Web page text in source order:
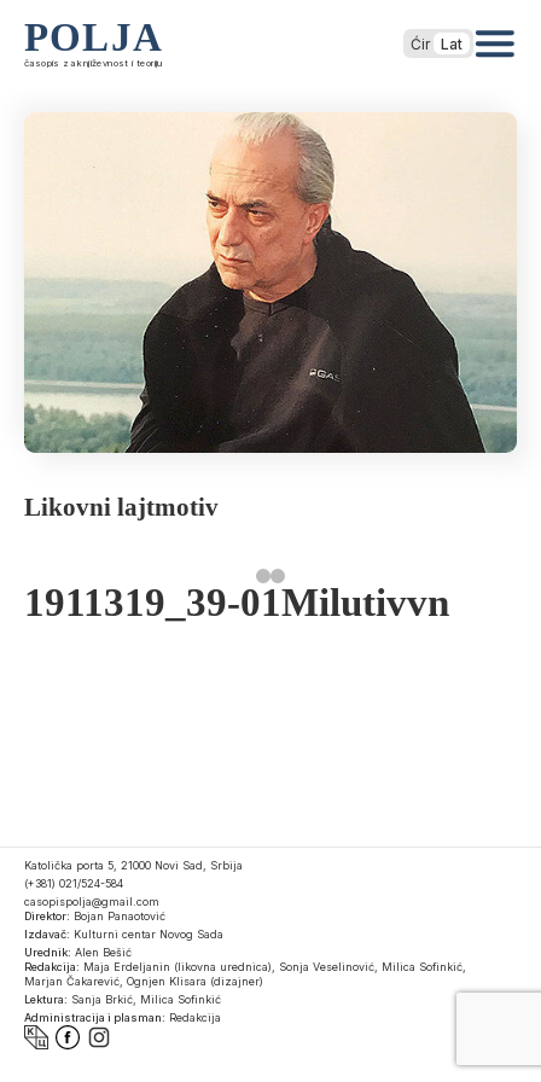
POLJA
časopis za književnost i teoriju
Ćir Lat
Likovni lajtmotiv
1911319_39-01Milutivvn
Katolička porta 5, 21000 Novi Sad, Srbija
(+381) 021/524-584
casopispolja@gmail.com
Direktor: Bojan Panaotović
Izdavač: Kulturni centar Novog Sada
Urednik: Alen Bešić
Redakcija: Maja Erdeljanin (likovna urednica), Sonja Veselinović, Milica Sofinkić,
Marjan Čakarević, Ognjen Klisara (dizajner)
Lektura: Sanja Brkić, Milica Sofinkić
Administracija i plasman: Redakcija